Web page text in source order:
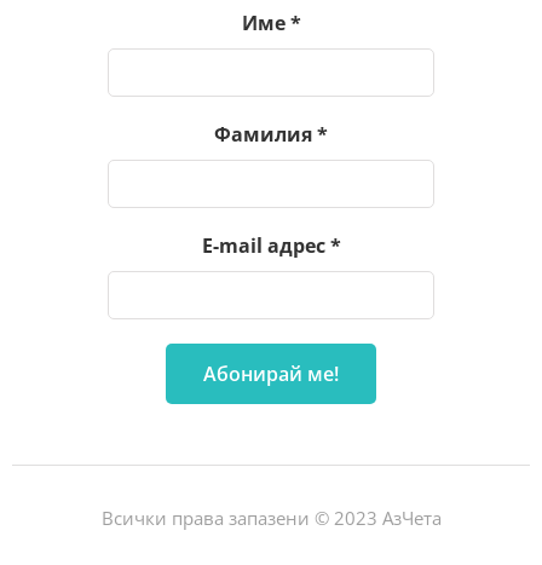
Име*
Фамилия*
E-mail адрес*
Всички права запазени © 2023 АзЧета